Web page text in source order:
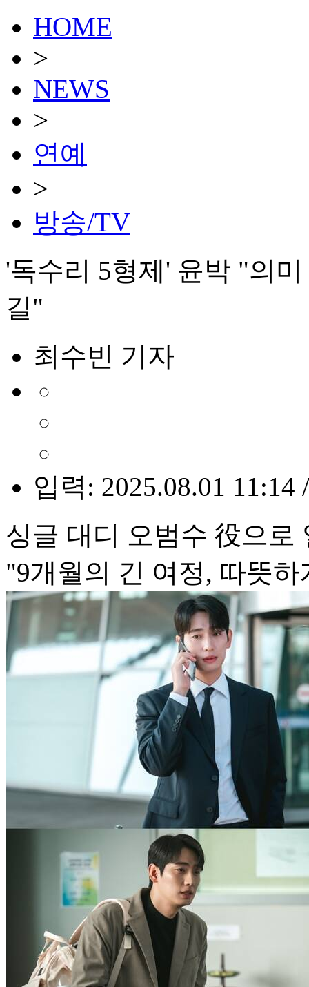
HOME
>
NEWS
>
연예
>
방송/TV
'독수리 5형제' 윤박 "의
길"
최수빈 기자
입력: 2025.08.01 11:14
싱글 대디 오범수 役으로
"9개월의 긴 여정, 따뜻